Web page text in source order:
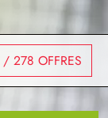
/ 278 OFFRES